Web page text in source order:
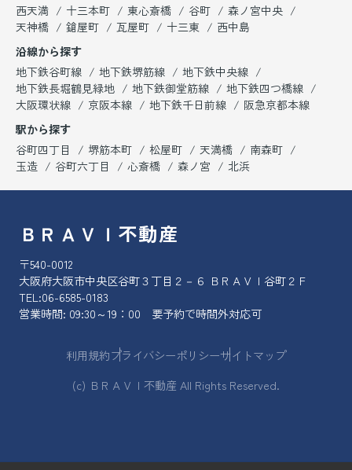
西天満
十三本町 東心斎橋 谷町
森ノ宮中央
天神橋
鎗屋町 瓦屋町 十三東
西中島
沿線から探す
地下鉄谷町線
地下鉄堺筋線
地下鉄中央線
地下鉄長堀鶴見緑地
地下鉄御堂筋線
地下鉄四つ橋線
大阪環状線
京阪本線 地下鉄千日前線
阪急京都本線
駅から探す
谷町四丁目
堺筋本町 松屋町 天満橋
南森町
玉造
谷町六丁目 心斎橋 森ノ宮 北浜
ＢＲＡＶＩ不動産
〒540-0012
大阪府大阪市中央区谷町３丁目２－６ ＢＲＡＶＩ谷町２Ｆ
TEL:06-6585-0183
営業時間: 09:30～19：00 要予約で時間外対応可
利用規約プライバシーポリシーサイトマップ
(c) ＢＲＡＶＩ不動産 All Rights Reserved.